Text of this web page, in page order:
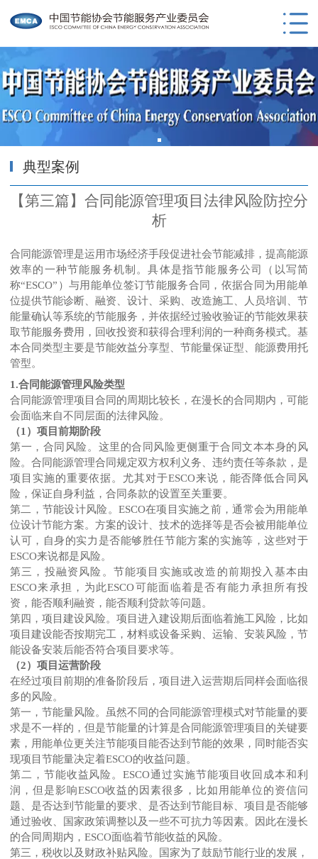
典型案例
【第三篇】合同能源管理项目法律风险防控分
析
合同能源管理是运用市场经济手段促进社会节能减排，提高能源
效率的一种节能服务机制。具体是指节能服务公司（以写简
称“ESCO”）与用能单位签订节能服务合同，依据合同为用能单
位提供节能诊断、融资、设计、采购、改造施工、人员培训、节
能量确认等系统的节能服务，并依据经过验收验证的节能效果获
取节能服务费用，回收投资和获得合理利润的一种商务模式。基
本合同类型主要是节能效益分享型、节能量保证型、能源费用托
管型。
1.合同能源管理风险类型
合同能源管理项目合同的周期比较长，在漫长的合同期内，可能
会面临来自不同层面的法律风险。
（1）项目前期阶段
第一，合同风险。这里的合同风险更侧重于合同文本本身的风
险。合同能源管理合同规定双方权利义务、违约责任等条款，是
项目实施的重要依据。尤其对于ESCO来说，能否降低合同风
险，保证自身利益，合同条款的设置至关重要。
第二，节能设计风险。ESCO在项目实施之前，通常会为用能单
位设计节能方案。方案的设计、技术的选择等是否会被用能单位
认可，自身的实力是否能够胜任节能方案的实施等，这些对于
ESCO来说都是风险。
第三，投融资风险。节能项目实施或改造的前期投入基本由
ESCO来承担，为此ESCO可能面临着是否有能力承担所有投
资，能否顺利融资，能否顺利贷款等问题。
第四，项目建设风险。项目进入建设期后面临着施工风险，比如
项目建设能否按期完工，材料或设备采购、运输、安装风险，节
能设备安装后能否符合项目要求等。
（2）项目运营阶段
在经过项目前期的准备阶段后，项目进入运营期后同样会面临很
多的风险。
第一，节能量风险。虽然不同的合同能源管理模式对节能量的要
求是不一样的，但是节能量的计算是合同能源管理项目的关键要
素，用能单位更关注节能项目能否达到节能的效果，同时能否实
现项目节能量决定着ESCO的收益问题。
第二，节能收益风险。ESCO通过实施节能项目收回成本和利
润，但是影响ESCO收益的因素很多，比如用能单位的资信问
题、是否达到节能量的要求、是否达到节能目标、项目是否能够
通过验收、国家政策调整以及一些不可抗力等因素。因此在漫长
的合同周期内，ESCO面临着节能收益的风险。
第三，税收以及财政补贴风险。国家为了鼓励节能行业的发展，